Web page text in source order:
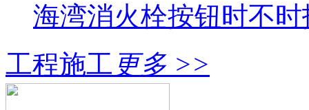
海湾消火栓按钮时不
工程施工 更多 >>